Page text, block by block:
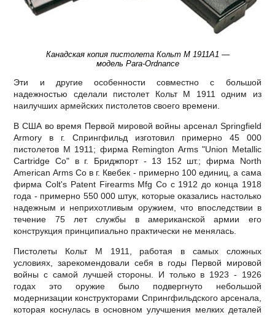
Канадская копия пистолета Кольт М 1911А1 —
модель Para-Ordnance
Эти и другие особенности совместно с большой
надежностью сделали пистолет Кольт М 1911 одним из
наилучших армейских пистолетов своего времени.
В США во время Первой мировой войны арсенал Springfield
Armory в г. Спрингфильд изготовил примерно 45 000
пистолетов М 1911; фирма Remington Arms "Union Metallic
Cartridge Co" в г. Бриджпорт - 13 152 шт.; фирма North
American Arms Co в г. Квебек - примерно 100 единиц, а сама
фирма Colt's Patent Firearms Mfg Co с 1912 до конца 1918
года - примерно 550 000 штук, которые оказались настолько
надежным и неприхотливым оружием, что впоследствии в
течение 75 лет службы в американской армии его
конструкция принципиально практически не менялась.
Пистолеты Кольт М 1911, работая в самых сложных
условиях, зарекомендовали себя в годы Первой мировой
войны с самой лучшей стороны. И только в 1923 - 1926
годах это оружие было подвергнуто небольшой
модернизации конструкторами Спрингфильдского арсенала,
которая коснулась в основном улучшения мелких деталей